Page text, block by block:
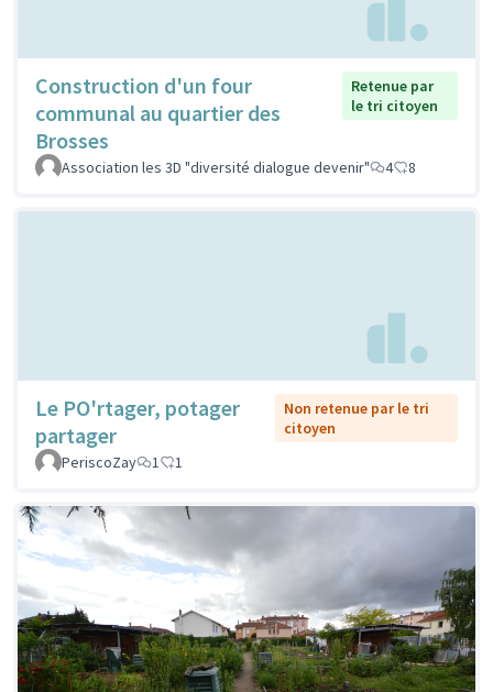
Construction d'un four
communal au quartier des
Brosses
Retenue par
le tri citoyen
Association les 3D "diversité dialogue devenir" 4 8
Le PO'rtager, potager
partager
Non retenue par le tri
citoyen
PeriscoZay
1 1